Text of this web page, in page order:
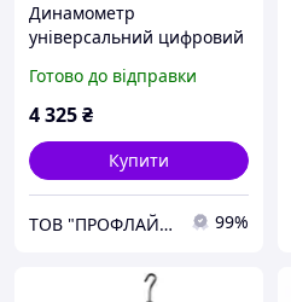
Динамометр
універсальний цифровий
200 (SDF-200)
Готово до відправки
4 325₴
Купити
ТОВ "ПРОФЛАЙН 2000" 99%